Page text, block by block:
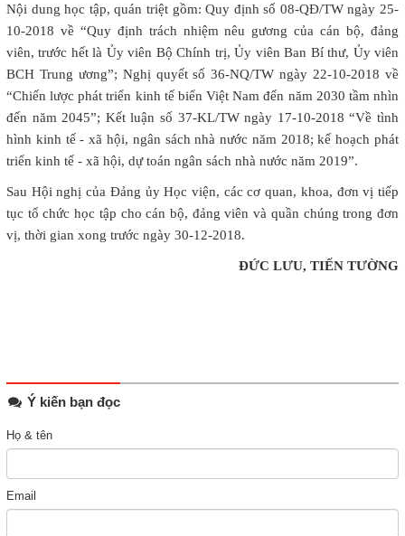
Nội dung học tập, quán triệt gồm: Quy định số 08-QĐ/TW ngày 25-
10-2018 về “Quy định trách nhiệm nêu gương của cán bộ, đảng
viên, trước hết là Ủy viên Bộ Chính trị, Ủy viên Ban Bí thư, Ủy viên
BCH Trung ương”; Nghị quyết số 36-NQ/TW ngày 22-10-2018 về
“Chiến lược phát triển kinh tế biển Việt Nam đến năm 2030 tầm nhìn
đến năm 2045”; Kết luận số 37-KL/TW ngày 17-10-2018 “Về tình
hình kinh tế - xã hội, ngân sách nhà nước năm 2018; kế hoạch phát
triển kinh tế - xã hội, dự toán ngân sách nhà nước năm 2019”.
Sau Hội nghị của Đảng ủy Học viện, các cơ quan, khoa, đơn vị tiếp
tục tổ chức học tập cho cán bộ, đảng viên và quần chúng trong đơn
vị, thời gian xong trước ngày 30-12-2018.
ĐỨC LƯU, TIẾN TƯỜNG
Ý kiến bạn đọc
Họ & tên
Email